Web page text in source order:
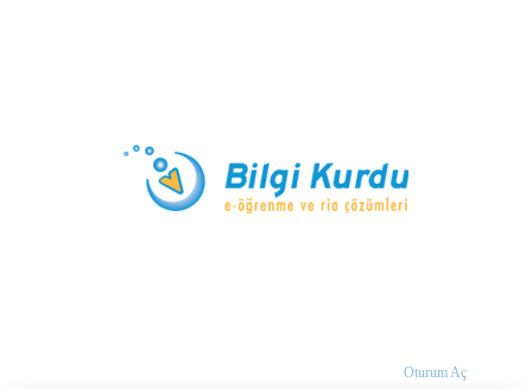
Oturum Aç